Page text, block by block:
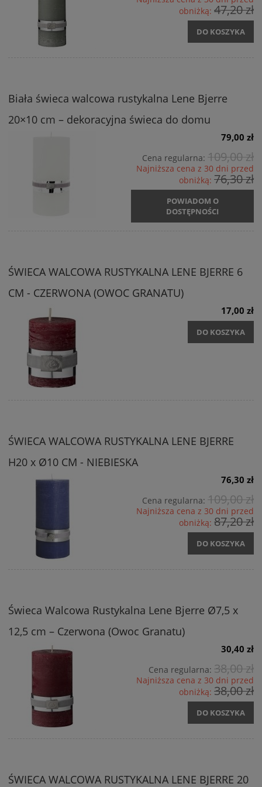
obniżką: 47,20 zł
DO KOSZYKA
Biała świeca walcowa rustykalna Lene Bjerre
20×10 cm – dekoracyjna świeca do domu
79,00 zł
Cena regularna: 109,00 zł
Najniższa cena z 30 dni przed
obniżką: 76,30 zł
POWIADOM O
DOSTĘPNOŚCI
ŚWIECA WALCOWA RUSTYKALNA LENE BJERRE 6
CM - CZERWONA (OWOC GRANATU)
17,00 zł
DO KOSZYKA
ŚWIECA WALCOWA RUSTYKALNA LENE BJERRE
H20 x Ø10 CM - NIEBIESKA
76,30 zł
Cena regularna: 109,00 zł
Najniższa cena z 30 dni przed
obniżką: 87,20 zł
DO KOSZYKA
Świeca Walcowa Rustykalna Lene Bjerre Ø7,5 x
12,5 cm – Czerwona (Owoc Granatu)
30,40 zł
Cena regularna: 38,00 zł
Najniższa cena z 30 dni przed
obniżką: 38,00 zł
DO KOSZYKA
ŚWIECA WALCOWA RUSTYKALNA LENE BJERRE 20